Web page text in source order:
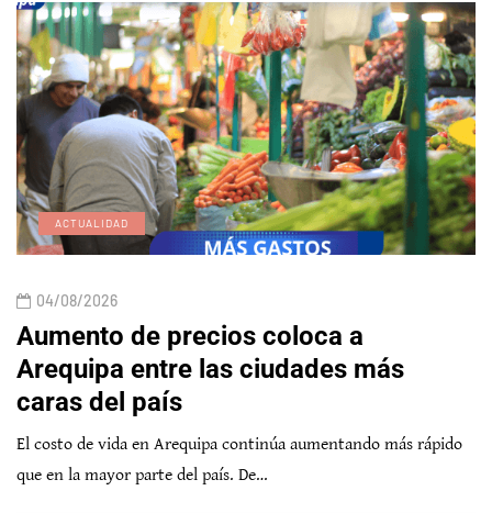
ACTUALIDAD
04/08/2026
Aumento de precios coloca a
Arequipa entre las ciudades más
caras del país
El costo de vida en Arequipa continúa aumentando más rápido
que en la mayor parte del país. De…